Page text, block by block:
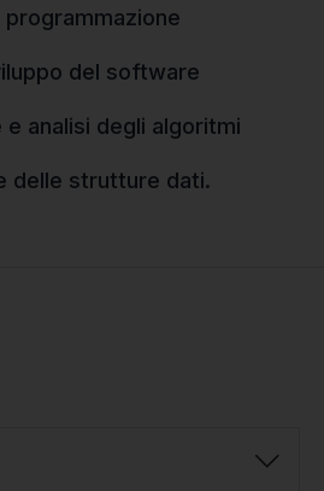
programmazione
del software
analisi degli algoritmi
delle strutture dati.